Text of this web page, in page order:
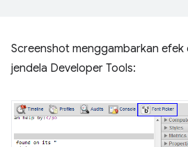
Screenshot menggambarkan
jendela Developer Tools: